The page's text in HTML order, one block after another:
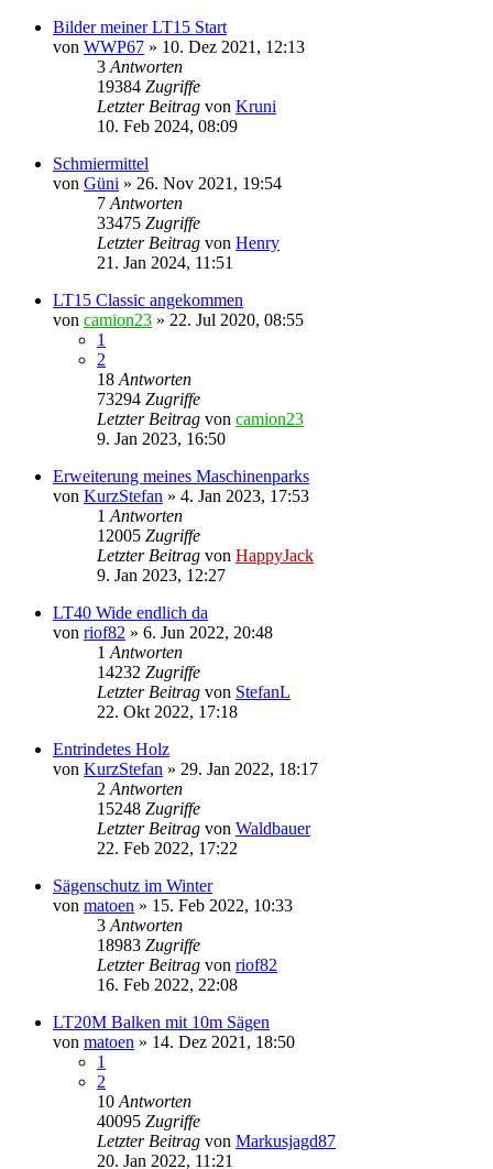
Bilder meiner LT15 Start
von WWP67 » 10. Dez 2021, 12:13
3 Antworten
19384 Zugriffe
Letzter Beitrag von Kruni
10. Feb 2024, 08:09
Schmiermittel
von Güni » 26. Nov 2021, 19:54
7 Antworten
33475 Zugriffe
Letzter Beitrag von Henry
21. Jan 2024, 11:51
LT15 Classic angekommen
von camion23 » 22. Jul 2020, 08:55
1
2
18 Antworten
73294 Zugriffe
Letzter Beitrag von camion23
9. Jan 2023, 16:50
Erweiterung meines Maschinenparks
von KurzStefan » 4. Jan 2023, 17:53
1 Antworten
12005 Zugriffe
Letzter Beitrag von HappyJack
9. Jan 2023, 12:27
LT40 Wide endlich da
von riof82 » 6. Jun 2022, 20:48
1 Antworten
14232 Zugriffe
Letzter Beitrag von StefanL
22. Okt 2022, 17:18
Entrindetes Holz
von KurzStefan » 29. Jan 2022, 18:17
2 Antworten
15248 Zugriffe
Letzter Beitrag von Waldbauer
22. Feb 2022, 17:22
Sägenschutz im Winter
von matoen » 15. Feb 2022, 10:33
3 Antworten
18983 Zugriffe
Letzter Beitrag von riof82
16. Feb 2022, 22:08
LT20M Balken mit 10m Sägen
von matoen » 14. Dez 2021, 18:50
1
2
10 Antworten
40095 Zugriffe
Letzter Beitrag von Markusjagd87
20. Jan 2022, 11:21